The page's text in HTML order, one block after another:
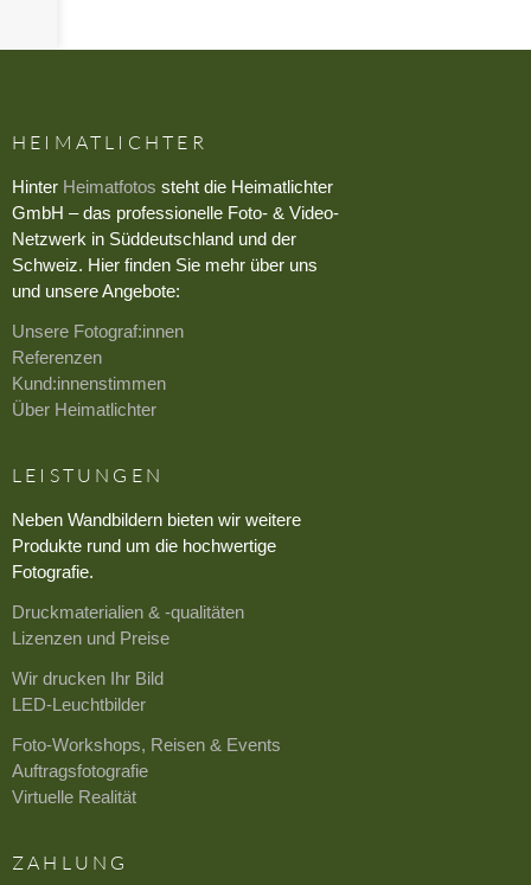
HEIMATLICHTER
Hinter Heimatfotos steht die Heimatlichter
GmbH – das professionelle Foto- & Video-
Netzwerk in Süddeutschland und der
Schweiz. Hier finden Sie mehr über uns
und unsere Angebote:
Unsere Fotograf:innen
Referenzen
Kund:innenstimmen
Über Heimatlichter
LEISTUNGEN
Neben Wandbildern bieten wir weitere
Produkte rund um die hochwertige
Fotografie.
Druckmaterialien & -qualitäten
Lizenzen und Preise
Wir drucken Ihr Bild
LED-Leuchtbilder
Foto-Workshops, Reisen & Events
Auftragsfotografie
Virtuelle Realität
ZAHLUNG